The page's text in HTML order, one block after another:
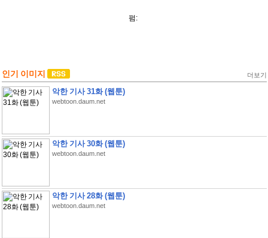
펌:
인기 이미지 더보기
악한 기사 31화 (웹툰)
webtoon.daum.net
악한 기사 30화 (웹툰)
webtoon.daum.net
악한 기사 28화 (웹툰)
webtoon.daum.net